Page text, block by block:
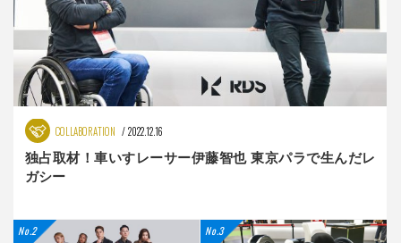
COLLABORATION 2022.12.16
独占取材！車いすレーサー伊藤智也 東京パラで生んだレ
ガシー